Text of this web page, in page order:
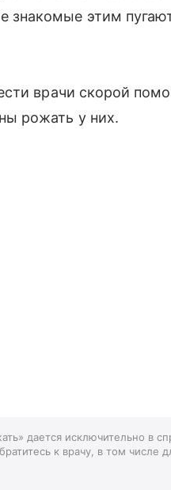
знакомые этим
врачи скорой
рожать у них.
дается исключительно в
к врачу, в том числе